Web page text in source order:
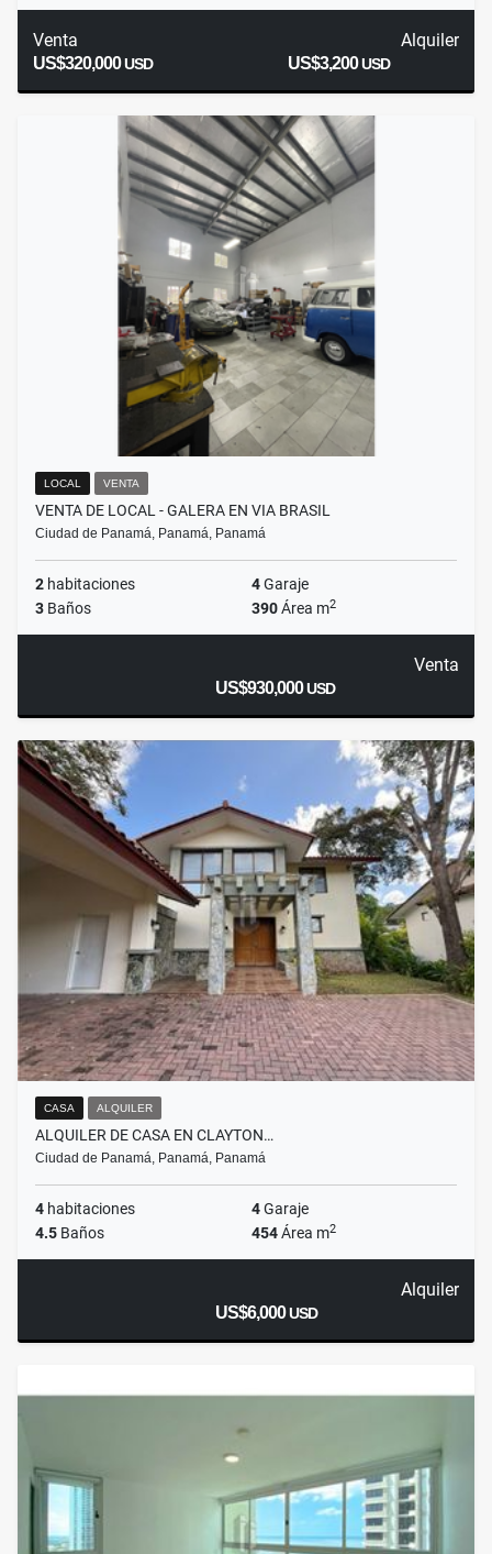
Venta
US$320,000USD
Alquiler
US$3,200USD
LOCAL VENTA
VENTA DE LOCAL - GALERA EN VIA BRASIL
Ciudad de Panamá, Panamá, Panamá
2 habitaciones 4Garaje
3 Baños 390Área m2
Venta
US$930,000USD
CASA ALQUILER
ALQUILER DE CASA EN CLAYTON…
Ciudad de Panamá, Panamá, Panamá
4 habitaciones 4Garaje
4.5 Baños 454Área m2
Alquiler
US$6,000USD